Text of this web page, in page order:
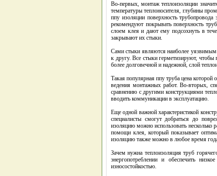
Во-первых, монтаж теплоизоляции
температуры теплоносителя, глубины
ппу изоляции поверхность
рекомендуют покрывать поверхность
слоем клея и дают ему подсохнуть в
закрывают их стыки.
Сами стыки являются наиболее уязвимым
к другу. Все стыки герметизируют, чтобы
более долговечной и надежной, слой
Такая популярная ппу труба цена которой
ведения монтажных работ. Во-вторых,
сравнению с другими конструкциями
вводить коммуникации в эксплуатацию.
Еще одной важной характеристикой
специалисты смогут добраться до
изоляцию можно использовать несколько
помощи клея, который показывает
изоляцию также можно в любое время
Зачем нужна теплоизоляция труб
энергопотреблении и обеспечить
износостойкостью.